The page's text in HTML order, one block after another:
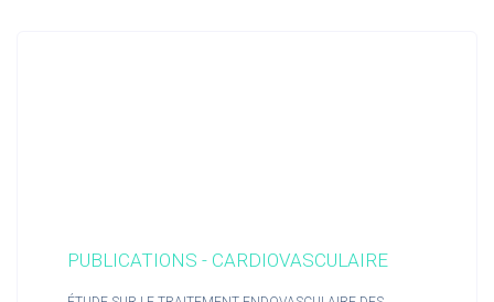
POUR EN SAVOIR PLUS
PUBLICATIONS - CARDIOVASCULAIRE